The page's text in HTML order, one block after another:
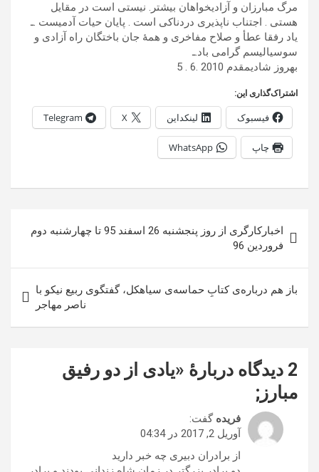
مرگ مبارزان و آزادیخواهان بیشتر. نیستی است در مقایل
هستی . اجتناب ناپذیری دردناکی است . پایان حیات آدمیست .ـ
یاد رفقا عطأ و صلاح مفاخری و همۀ جان باختگان راه آزادی و
سوسیالیسم گرامی باد.ـ
بهروز شادیمقدم 2010 .6 . 5
اشتراک‌گذاری این:
فیسبوک لینکداین X
Telegram
چاپ WhatsApp
نوشته
اخبارکارگری از روز پنجشنبه 26 اسفند 95 تا چهارشنبه دوم
فروردین 96
باز هم درباره‌ی کتابِ حماسه‌ی سیاهکل، گفتگوی ربیع نیکو با
ناصر مهاجر
2 دیدگاه دربارهٔ «
یادی از دو رفیق
مبارز ;
فریده گفت:
آوریل 2, 2017 در 04:34
از برادران دبیری چه خبر دارید